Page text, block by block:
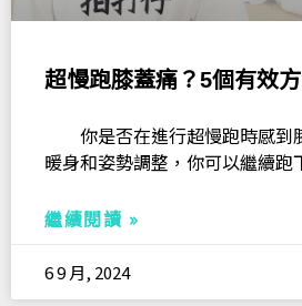
超慢跑膝蓋痛？5個有效
你是否在進行超慢跑時感到
暖身和姿勢調整，你可以繼續跑
繼續閱讀 »
6 9 月, 2024